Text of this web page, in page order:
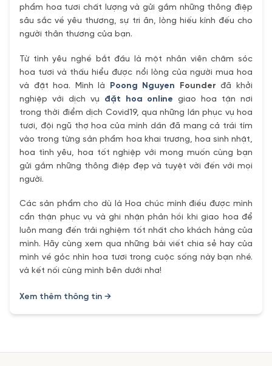
phẩm hoa tươi chất lượng và gửi gắm những thông điệp
sâu sắc về yêu thương, sự tri ân, lòng hiếu kính đếu cho
người thân thương của bạn.
Từ tình yêu nghề bắt đầu là một nhân viên chăm sóc
hoa tươi và thấu hiểu được nổi lòng của người mua hoa
và đặt hoa. Mình là
Poong Nguyen Founder đã khởi
nghiệp với dịch vụ đặt hoa online giao hoa tận nơi
trong thời điểm dịch Covid19, qua những lần phục vụ hoa
tươi, đội ngũ thợ hoa của mình dần đã mang cả trái tím
vào trong từng sản phẩm hoa khai trương, hoa sinh nhật,
hoa tình yêu, hoa tốt nghiệp với mong muốn cùng bạn
gửi gắm những thông điệp đẹp và tuyệt vời đến với mọi
người.
Các sản phẩm cho dù là Hoa chúc mình điều được mình
cẩn thận phục vụ và ghi nhận phản hồi khi giao hoa để
luôn mang đến trải nghiệm tốt nhất cho khách hàng của
mình. Hãy cùng xem qua những bài viết chia sẻ hay của
mình về góc nhìn hoa tươi trong cuộc sống này bạn nhé.
và kết nối cùng mình bên dưới nha!
Xem thêm thông tin →